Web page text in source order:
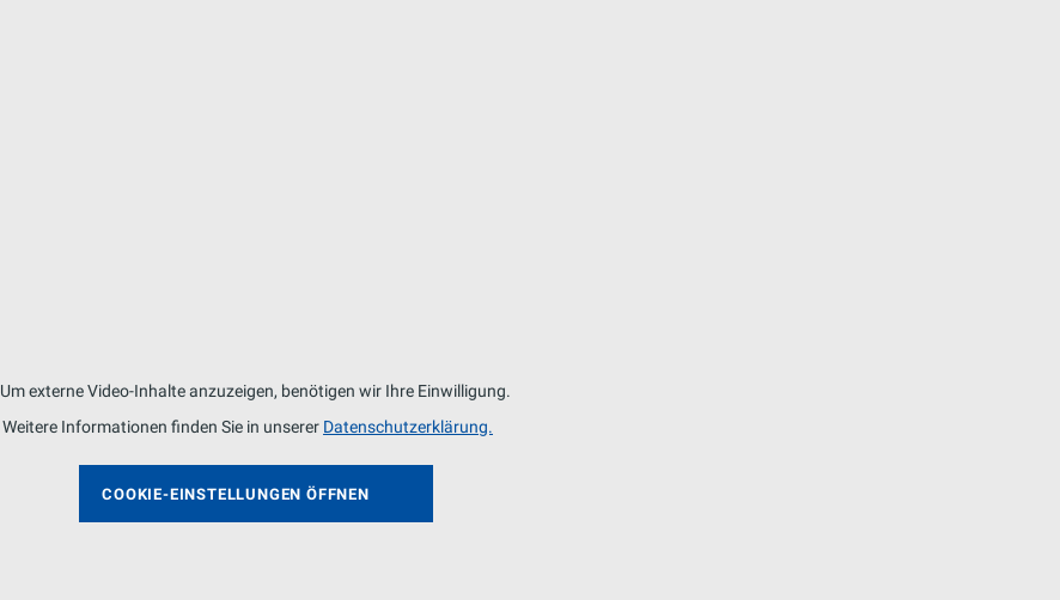
Um externe Video-Inhalte anzuzeigen, benötigen wir Ihre Einwilligung.
Weitere Informationen finden Sie in unserer Datenschutzerklärung.
COOKIE-EINSTELLUNGEN ÖFFNEN